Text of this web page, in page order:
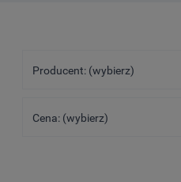
Producent: (wybierz)
Cena: (wybierz)